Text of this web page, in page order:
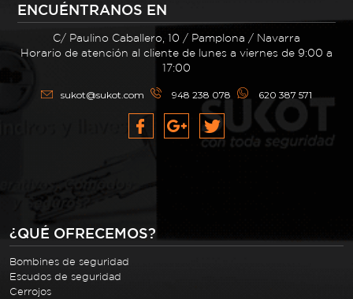
ENCUÉNTRANOS EN
C/ Paulino Caballero, 10 / Pamplona / Navarra
Horario de atención al cliente de lunes a viernes de 9:00 a
17:00
sukot@sukot.com 948 238 078 620 387 571
¿QUÉ OFRECEMOS?
Bombines de seguridad
Escudos de seguridad
Cerrojos